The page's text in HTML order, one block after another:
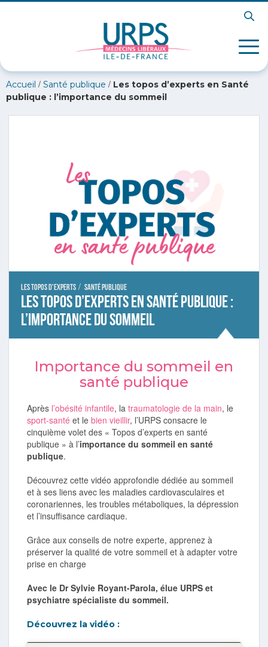
Accueil / Santé publique / Les topos d’experts en Santé
publique : l’importance du sommeil
Les topos d'experts / Santé publique
Les topos d’experts en Santé publique :
l’importance du sommeil
Importance du sommeil en
santé publique
Après l’obésité infantile, latraumatologie de la main, le
sport-santé et lebien vieillir, l’URPS consacre le
cinquième volet des « Topos d’experts en santé
publique » à l’importance du sommeil en santé
publique.
Découvrez cette vidéo approfondie dédiée au sommeil
et à ses liens avec les maladies cardiovasculaires et
coronariennes, les troubles métaboliques, la dépression
et l’insuffisance cardiaque.
Grâce aux conseils de notre experte, apprenez à
préserver la qualité de votre sommeil et à adapter votre
prise en charge
Avec le Dr Sylvie Royant-Parola, élue URPS et
psychiatre spécialiste du sommeil.
Découvrez la vidéo :